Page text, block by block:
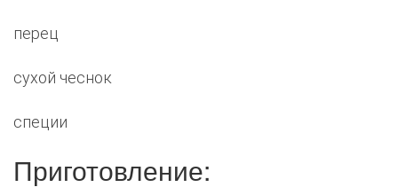
перец
сухой чеснок
специи
Приготовление: